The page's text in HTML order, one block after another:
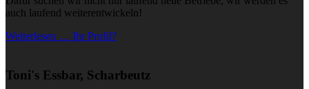
auch laufend weiterentwickeln!
Weiterlesen … Ihr Profil?
Toni's Essbar, Scharbeutz